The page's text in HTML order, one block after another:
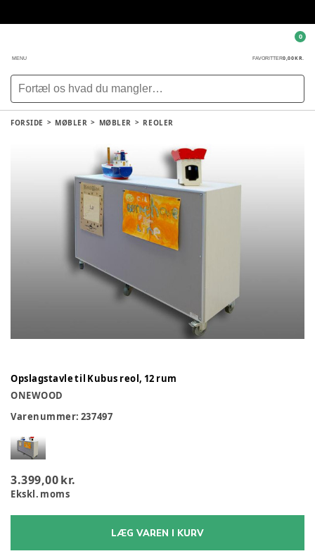
MENU FAVORITTER0,00 KR.
0
FORSIDE MØBLER MØBLER REOLER
Opslagstavle til Kubus reol, 12 rum
ONEWOOD
Varenummer: 237497
3.399,00 kr.
Ekskl. moms
LÆG VAREN I KURV